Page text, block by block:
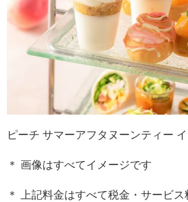
ピーチ サマーアフタヌーンティー
＊ 画像はすべてイメージです
＊ 上記料金はすべて税金・サービス